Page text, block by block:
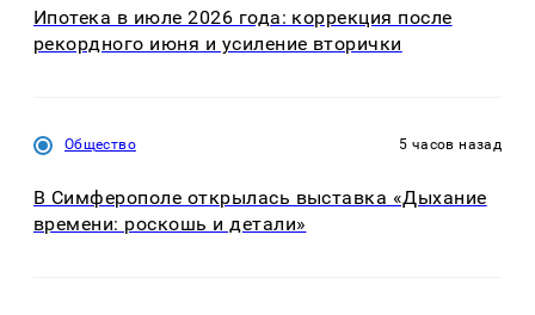
Ипотека в июле 2026 года: коррекция после
рекордного июня и усиление вторички
Общество 5 часов назад
В Симферополе открылась выставка «Дыхание
времени: роскошь и детали»